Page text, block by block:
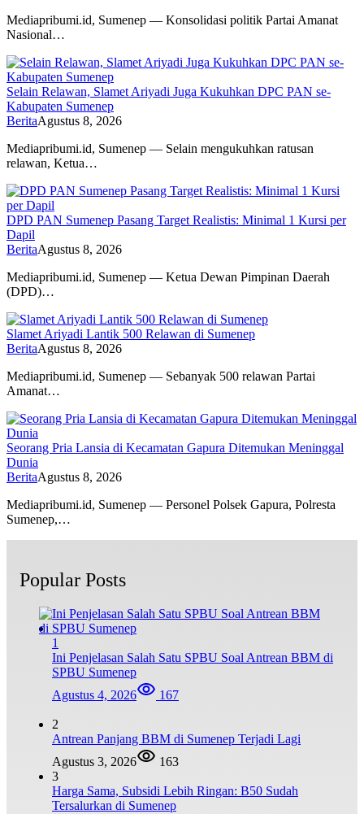
Mediapribumi.id, Sumenep — Konsolidasi politik Partai Amanat
Nasional…
Selain Relawan, Slamet Ariyadi Juga Kukuhkan DPC PAN se-
Kabupaten Sumenep
BeritaAgustus 8, 2026
Mediapribumi.id, Sumenep — Selain mengukuhkan ratusan
relawan, Ketua…
DPD PAN Sumenep Pasang Target Realistis: Minimal 1 Kursi per
Dapil
BeritaAgustus 8, 2026
Mediapribumi.id, Sumenep — Ketua Dewan Pimpinan Daerah
(DPD)…
Slamet Ariyadi Lantik 500 Relawan di Sumenep
BeritaAgustus 8, 2026
Mediapribumi.id, Sumenep — Sebanyak 500 relawan Partai
Amanat…
Seorang Pria Lansia di Kecamatan Gapura Ditemukan Meninggal
Dunia
BeritaAgustus 8, 2026
Mediapribumi.id, Sumenep — Personel Polsek Gapura, Polresta
Sumenep,…
Popular Posts
1
Ini Penjelasan Salah Satu SPBU Soal Antrean BBM di
SPBU Sumenep
Agustus 4, 2026
167
2
Antrean Panjang BBM di Sumenep Terjadi Lagi
Agustus 3, 2026
163
3
Harga Sama, Subsidi Lebih Ringan: B50 Sudah
Tersalurkan di Sumenep